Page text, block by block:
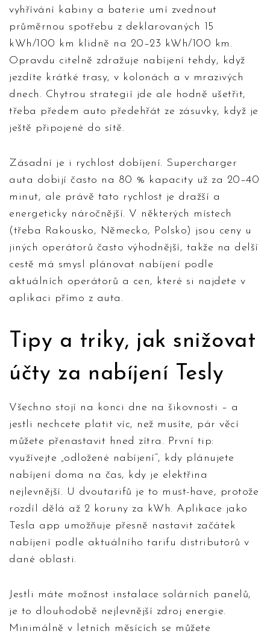
vyhřívání kabiny a baterie umí zvednout
průměrnou spotřebu z deklarovaných 15
kWh/100 km klidně na 20–23 kWh/100 km.
Opravdu citelně zdražuje nabíjení tehdy, když
jezdíte krátké trasy, v kolonách a v mrazivých
dnech. Chytrou strategií jde ale hodně ušetřit,
třeba předem auto předehřát ze zásuvky, když je
ještě připojené do sítě.
Zásadní je i rychlost dobíjení. Supercharger
auta dobijí často na 80 % kapacity už za 20–40
minut, ale právě tato rychlost je dražší a
energeticky náročnější. V některých místech
(třeba Rakousko, Německo, Polsko) jsou ceny u
jiných operátorů často výhodnější, takže na delší
cestě má smysl plánovat nabíjení podle
aktuálních operátorů a cen, které si najdete v
aplikaci přímo z auta.
Tipy a triky, jak snižovat
účty za nabíjení Tesly
Všechno stojí na konci dne na šikovnosti – a
jestli nechcete platit víc, než musíte, pár věcí
můžete přenastavit hned zítra. První tip:
využívejte „odložené nabíjení“, kdy plánujete
nabíjení doma na čas, kdy je elektřina
nejlevnější. U dvoutarifů je to must-have, protože
rozdíl dělá až 2 koruny za kWh. Aplikace jako
Tesla app umožňuje přesně nastavit začátek
nabíjení podle aktuálního tarifu distributorů v
dané oblasti.
Jestli máte možnost instalace solárních panelů,
je to dlouhodobě nejlevnější zdroj energie.
Minimálně v letních měsících se můžete